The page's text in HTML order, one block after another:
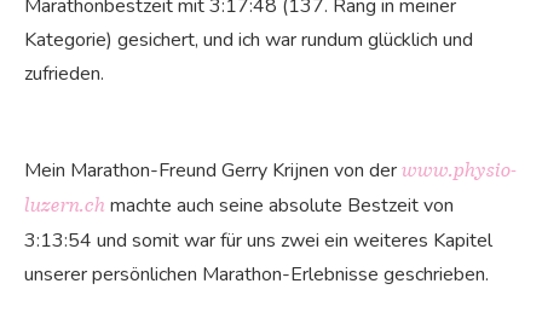
Marathonbestzeit mit 3:17:48 (137. Rang in meiner
Kategorie) gesichert, und ich war rundum glücklich und
zufrieden.
Mein Marathon-Freund Gerry Krijnen von der www.physio-
luzern.ch machte auch seine absolute Bestzeit von
3:13:54 und somit war für uns zwei ein weiteres Kapitel
unserer persönlichen Marathon-Erlebnisse geschrieben.